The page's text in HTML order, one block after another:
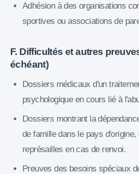
Adhésion à des organisations
sportives ou associations de
F. Difficultés et autres
échéant)
Dossiers médicaux d'un
psychologique en cours lié à
Dossiers montrant la
de famille dans le pays d'origine,
représailles en cas de renvoi.
Preuves des besoins spéciaux